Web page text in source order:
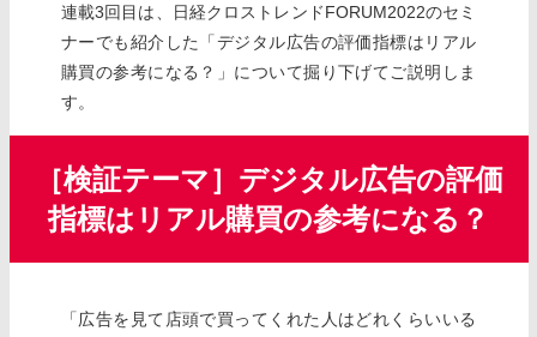
連載3回目は、日経クロストレンドFORUM2022のセミ
ナーでも紹介した「デジタル広告の評価指標はリアル
購買の参考になる？」について掘り下げてご説明しま
す。
［検証テーマ］デジタル広告の評価
指標はリアル購買の参考になる？
「広告を見て店頭で買ってくれた人はどれくらいいる